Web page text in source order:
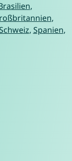
,
,
, Spanien,